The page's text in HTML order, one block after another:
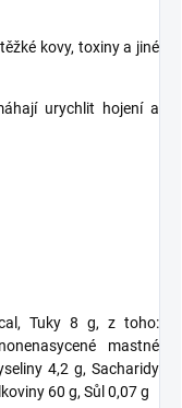
kovy, toxiny a jiné
urychlit hojení a
Tuky 8 g, z toho:
mastné
4,2 g, Sacharidy
60 g, Sůl 0,07 g